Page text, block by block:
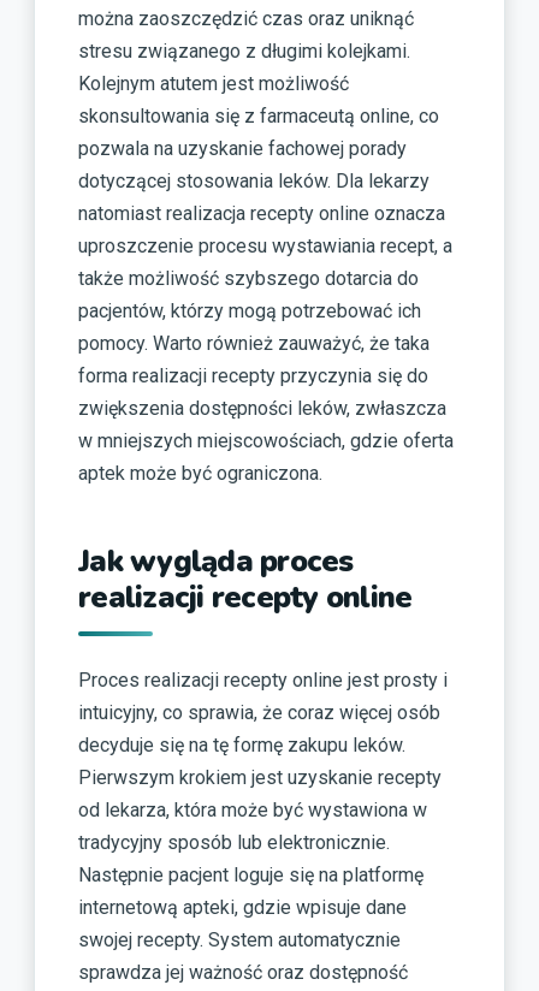
można zaoszczędzić czas oraz uniknąć
stresu związanego z długimi kolejkami.
Kolejnym atutem jest możliwość
skonsultowania się z farmaceutą online, co
pozwala na uzyskanie fachowej porady
dotyczącej stosowania leków. Dla lekarzy
natomiast realizacja recepty online oznacza
uproszczenie procesu wystawiania recept, a
także możliwość szybszego dotarcia do
pacjentów, którzy mogą potrzebować ich
pomocy. Warto również zauważyć, że taka
forma realizacji recepty przyczynia się do
zwiększenia dostępności leków, zwłaszcza
w mniejszych miejscowościach, gdzie oferta
aptek może być ograniczona.
Jak wygląda proces
realizacji recepty online
Proces realizacji recepty online jest prosty i
intuicyjny, co sprawia, że coraz więcej osób
decyduje się na tę formę zakupu leków.
Pierwszym krokiem jest uzyskanie recepty
od lekarza, która może być wystawiona w
tradycyjny sposób lub elektronicznie.
Następnie pacjent loguje się na platformę
internetową apteki, gdzie wpisuje dane
swojej recepty. System automatycznie
sprawdza jej ważność oraz dostępność